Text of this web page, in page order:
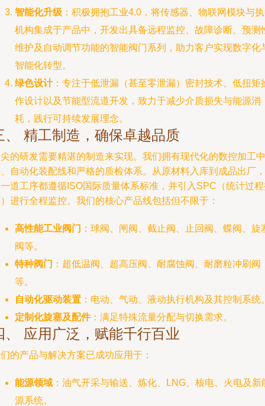
智能化升级 ：积极拥抱工业4.0，将传感器、物联网模块与
机构集成于产品中，开发出具备远程监控、故障诊断、预测
维护及自动调节功能的智能阀门系列，助力客户实现数字化
智能化转型。
绿色设计：专注于低泄漏（甚至零泄漏）密封技术、低扭矩
作设计以及节能型流道开发，致力于减少介质损失与能源消
耗，践行可持续发展理念。
、 精工制造，确保卓越品质
的研发需要精湛的制造来实现。我们拥有现代化的数控加工中
自动化装配线和严格的质检体系。从原材料入库到成品出厂，
道工序都遵循ISO国际质量体系标准，并引入SPC（统计过
进行全程监控。我们的核心产品线包括但不限于：
高性能工业阀门 ：球阀、闸阀、截止阀、止回阀、蝶阀、旋
阀等。
特种阀门 ：超低温阀、超高压阀、耐腐蚀阀、耐磨粒冲刷阀
等。
自动化驱动装置 ：电动、气动、液动执行机构及其控制系统
定制化旋塞及配件：满足特殊流量分配与切换需求。
、 应用广泛，赋能千行百业
的产品与解决方案已成功应用于：
能源领域 ：油气开采与输送、炼化、LNG、核电、火电及新
源系统。